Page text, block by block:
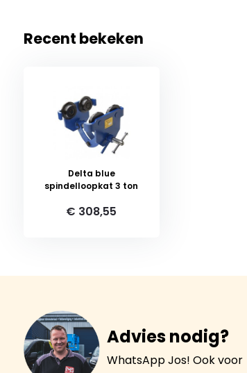
Recent bekeken
Delta blue
spindelloopkat 3 ton
€ 308,55
Advies nodig?
WhatsApp Jos! Ook voor